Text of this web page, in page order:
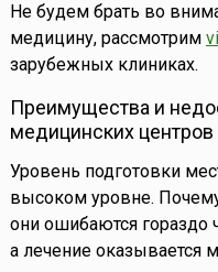
Не будем брать во
медицину, рассмотрим
зарубежных клиниках.
Преимущества и
медицинских центров
Уровень подготовки
высоком уровне.
они ошибаются гораздо
а лечение